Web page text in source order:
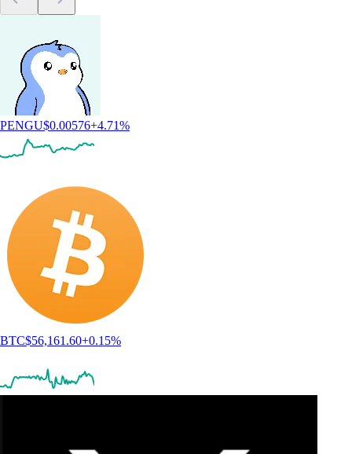
PENGU$0.00576+4.71%
BTC$56,161.60+0.15%